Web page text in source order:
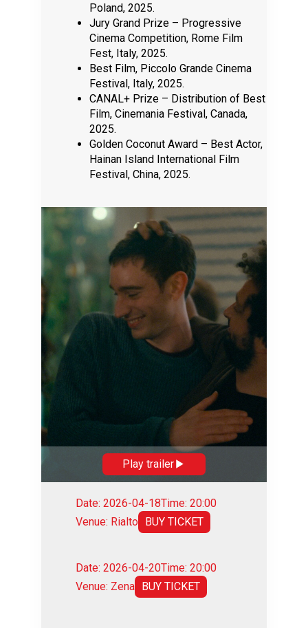
Poland, 2025.
Jury Grand Prize – Progressive
Cinema Competition, Rome Film
Fest, Italy, 2025.
Best Film, Piccolo Grande Cinema
Festival, Italy, 2025.
CANAL+ Prize – Distribution of Best
Film, Cinemania Festival, Canada,
2025.
Golden Coconut Award – Best Actor,
Hainan Island International Film
Festival, China, 2025.
Play trailer
Date: 2026-04-18Time: 20:00
Venue: Rialto BUY TICKET
Date: 2026-04-20Time: 20:00
Venue: Zena BUY TICKET